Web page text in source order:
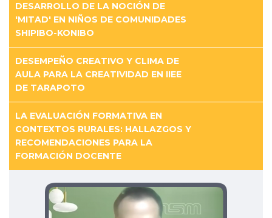
DESARROLLO DE LA NOCIÓN DE
'MITAD' EN NIÑOS DE COMUNIDADES
SHIPIBO-KONIBO
DESEMPEÑO CREATIVO Y CLIMA DE
AULA PARA LA CREATIVIDAD EN IIEE
DE TARAPOTO
LA EVALUACIÓN FORMATIVA EN
CONTEXTOS RURALES: HALLAZGOS Y
RECOMENDACIONES PARA LA
FORMACIÓN DOCENTE